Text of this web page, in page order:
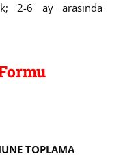
2-6 ay arasında
TOPLAMA